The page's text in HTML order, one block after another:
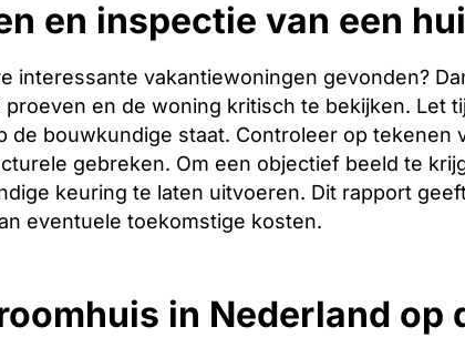
en inspectie van een
interessante vakantiewoningen gevonden?
en de woning kritisch te bekijken. Let
de bouwkundige staat. Controleer op tekenen
gebreken. Om een objectief beeld te
keuring te laten uitvoeren. Dit rapport
eventuele toekomstige kosten.
in Nederland op